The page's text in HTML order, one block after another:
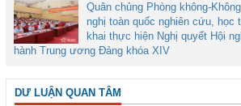
Quân chủng Phòng không-
nghị toàn quốc nghiên cứu, học
khai thực hiện Nghị quyết Hội
hành Trung ương Đảng khóa XIV
DƯ LUẬN QUAN TÂM